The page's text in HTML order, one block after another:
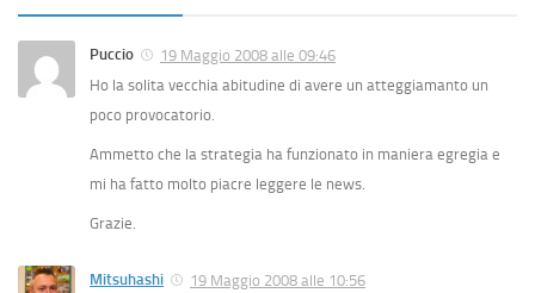
Puccio
19 Maggio 2008 alle 09:46
Ho la solita vecchia abitudine di avere un atteggiamanto un
poco provocatorio.
Ammetto che la strategia ha funzionato in maniera egregia e
mi ha fatto molto piacre leggere le news.
Grazie.
Mitsuhashi 19 Maggio 2008 alle 10:56